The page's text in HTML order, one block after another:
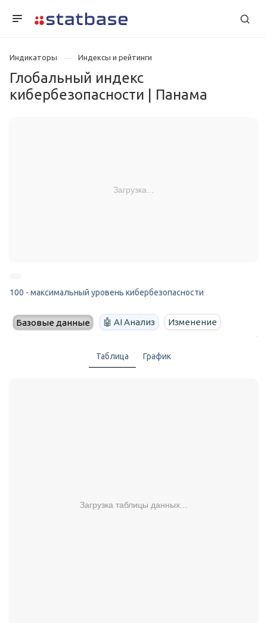
Индикаторы Индексы и рейтинги
Глобальный индекс
кибербезопасности | Панама
Загрузка...
100 - максимальный уровень кибербезопасности
Базовые данные 🤖 AI Анализ Изменение
Таблица График
Загрузка таблицы данных...